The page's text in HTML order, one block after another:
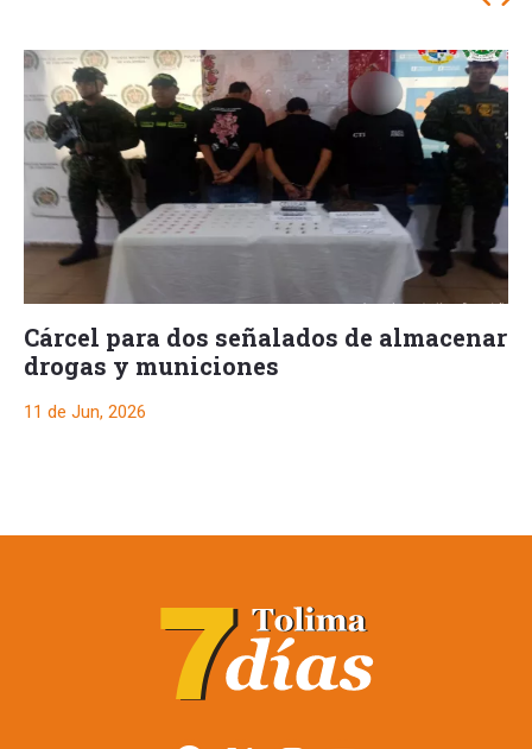
Cárcel para dos señalados de almacenar
drogas y municiones
11 de Jun, 2026